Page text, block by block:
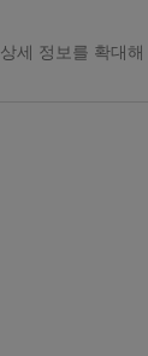
상세 정보를 확대